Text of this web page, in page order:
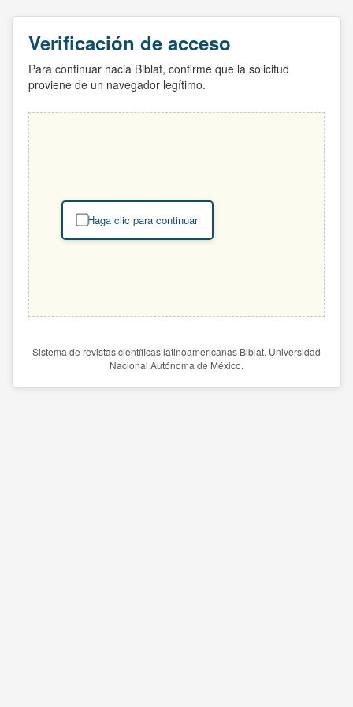
Verificación de acceso
Para continuar hacia Biblat, confirme que la solicitud
proviene de un navegador legítimo.
Haga clic para continuar
Sistema de revistas científicas latinoamericanas Biblat. Universidad
Nacional Autónoma de México.